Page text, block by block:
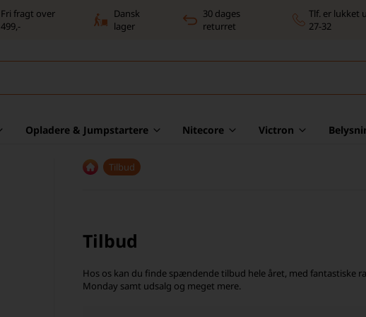
Fri fragt over
499,-
Dansk
lager
30 dages
returret
Tlf. er lukket
27-32
Opladere & Jumpstartere Nitecore Victron
Tilbud
Tilbud
Hos os kan du finde spændende tilbud hele året, med fantastiske
Monday samt udsalg og meget mere.